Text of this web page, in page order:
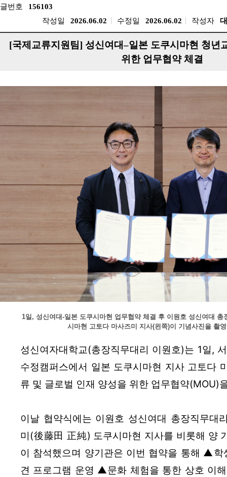
글번호
156103
작성일
2026.06.02 수정일 2026.06.02 작성자
[국제교류지원팀] 성신여대–일본 도쿠시마현 청년
위한 업무협약 체결
1일, 성신여대-일본 도쿠시마현 업무협약 체결 후 이원호 성신여대 총
시마현 고토다 마사즈미 지사(왼쪽)이 기념사진을 촬
성신여자대학교(총장직무대리 이원호)는 1일,
수정캠퍼스에서 일본 도쿠시마현 지사 고토다
류 및 글로벌 인재 양성을 위한 업무협약(MOU)
이날 협약식에는 이원호 성신여대 총장직무대
미(後藤田 正純) 도쿠시마현 지사를 비롯해 양
이 참석했으며 양기관은 이번 협약을 통해 ▲학
견 프로그램 운영 ▲문화 체험을 통한 상호 이